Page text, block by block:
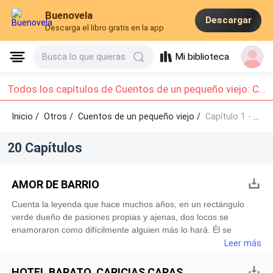
Buenovela
Descarga el libro gratis en la app
Descargar
Busca lo que quieras Mi biblioteca
Todos los capítulos de Cuentos de un pequeño viejo: Capítulo 1 - Capítulo 10
Inicio / Otros/Cuentos de un pequeño viejo / Capítulo 1 - Capítulo 10
20 Capítulos
AMOR DE BARRIO
Cuenta la leyenda que hace muchos años, en un rectángulo
verde dueño de pasiones propias y ajenas, dos locos se
enamoraron como difícilmente alguien más lo hará. Él se
llamaba Román, y ella, Pecosa. …todos quieren a esa niña,
caritas sucias, y sin embargo, sacaban brillo cuando se
Leer más